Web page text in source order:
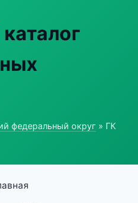
федеральный округ » ГК